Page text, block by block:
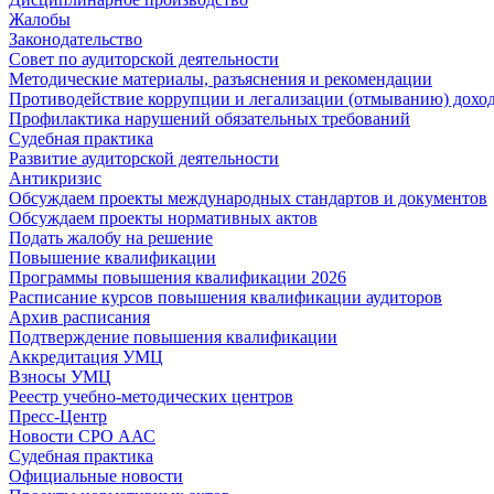
Жалобы
Законодательство
Совет по аудиторской деятельности
Методические материалы, разъяснения и рекомендации
Противодействие коррупции и легализации (отмыванию)
Профилактика нарушений обязательных требований
Судебная практика
Развитие аудиторской деятельности
Антикризис
Обсуждаем проекты международных стандартов и документов
Обсуждаем проекты нормативных актов
Подать жалобу на решение
Повышение квалификации
Программы повышения квалификации 2026
Расписание курсов повышения квалификации аудиторов
Архив расписания
Подтверждение повышения квалификации
Аккредитация УМЦ
Взносы УМЦ
Реестр учебно-методических центров
Пресс-Центр
Новости СРО ААС
Судебная практика
Официальные новости